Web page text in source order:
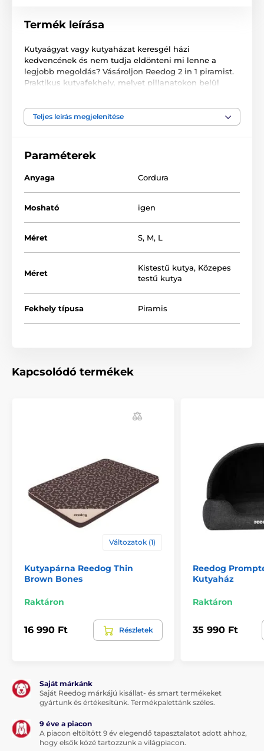
Termék leírása
Kutyaágyat vagy kutyaházat keresgél házi
kedvencének és nem tudja eldönteni mi lenne a
legjobb megoldás? Vásároljon Reedog 2 in 1 piramist.
Praktikus kutyafekhely, melyet pillanatokon belül
anyagból készült, mely ellenáll a karcolásnak.
biztonságban érezheti magát.
A megfelelő méret kiválasztásában az alábbi táblázat
nyújt segítséget. (*Kézzel varrott termék, ezért
eltérnek a feltüntetett méretektől.)
Kutyafajták: A kényelmes és puha kutyaház ideális a
legkisebb és legnagyobb kutyafajták számára is.
A fekhely legfőbb előnyei:Kényelmes, puha
Kényelmes, kellemes és zárt menedéket biztosít, pl.
széllel vagy hideggel szemben. A minőségi Cordura
és mosható.
Anyaga: tartós és ellenálló Cordura, ellenáll a
szennyeződésnek és a karcolásnak. Karbantartása
A kutya természete:
kényelem kedvelője, saját fedett területre van
szüksége.
Teljes leírás megjelenítése
Paraméterek
Anyaga Cordura
Mosható igen
Méret S, M, L
Méret
Kistestű kutya, Közepes
testű kutya
Fekhely típusa Piramis
Kapcsolódó termékek
Változatok (1)
Kutyapárna Reedog Thin
Brown Bones
Raktáron
16 990 Ft Részletek
Reedog
Kutyaház
Raktáron
35 990 Ft
Saját márkánk
Saját Reedog márkájú kisállat- és smart termékeket
gyártunk és értékesítünk. Termékpalettánk széles.
9 éve a piacon
A piacon eltöltött 9 év elegendő tapasztalatot adott ahhoz,
hogy elsők közé tartozzunk a világpiacon.